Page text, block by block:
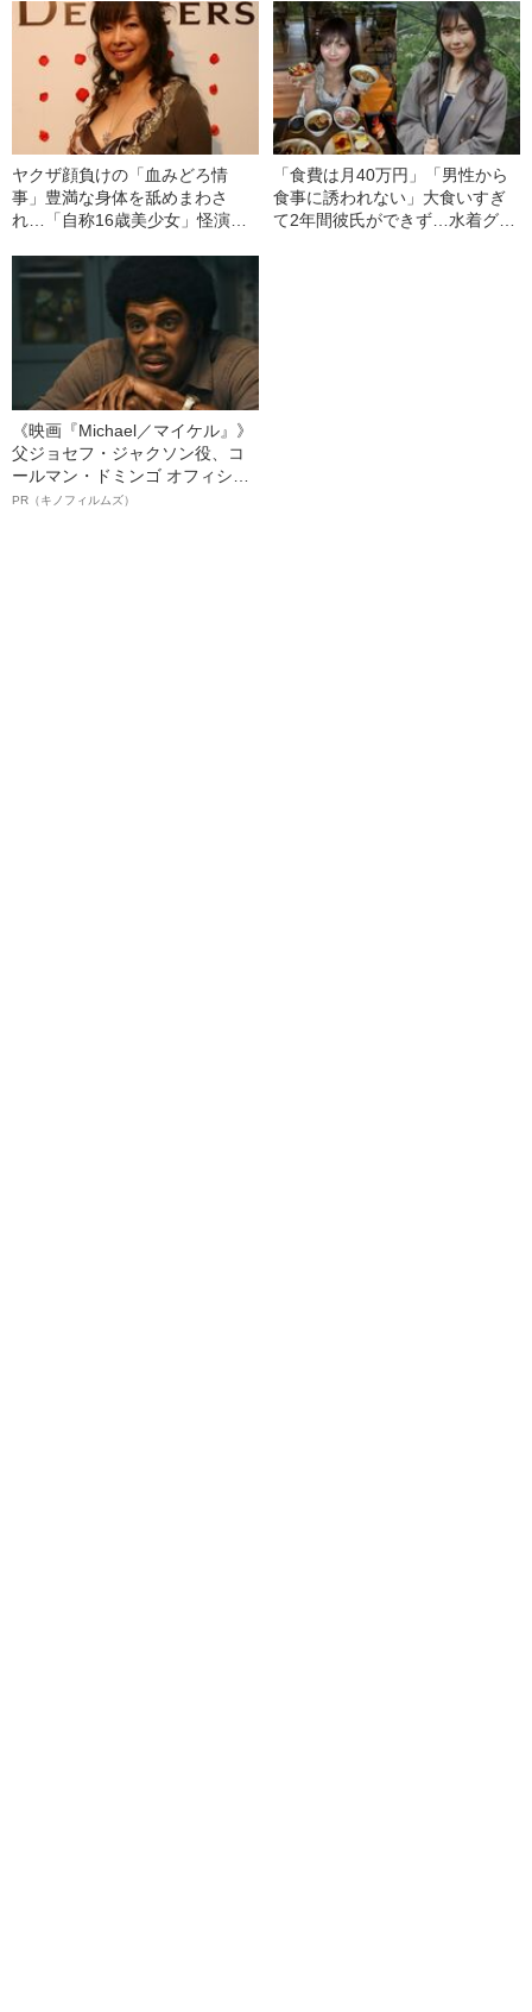
ヤクザ顔負けの「血みどろ情
事」豊満な身体を舐めまわさ
れ…「自称16歳美少女」怪演
ぎる“熟れ方”
「食費は月40万円」「男性から
食事に誘われない」大食いすぎ
て2年間彼氏ができず…水着グラ
《映画『Michael／マイケル』》
父ジョセフ・ジャクソン役、コ
ールマン・ドミンゴ オフィシャ
ルインタビュー“観客を魅了した
PR（キノフィルムズ）